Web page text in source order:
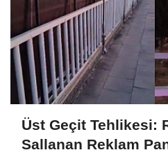
Üst Geçit Tehlikesi:
Sallanan Reklam